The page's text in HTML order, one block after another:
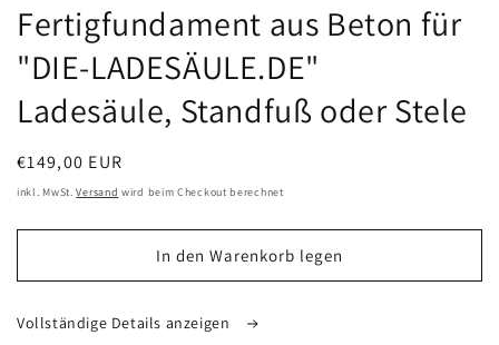
Fertigfundament aus Beton für
"DIE-LADESÄULE.DE"
Ladesäule, Standfuß oder Stele
Normaler
Preis
€149,00 EUR
inkl. MwSt.Versand wird beim Checkout berechnet
In den Warenkorb legen
Vollständige Details anzeigen